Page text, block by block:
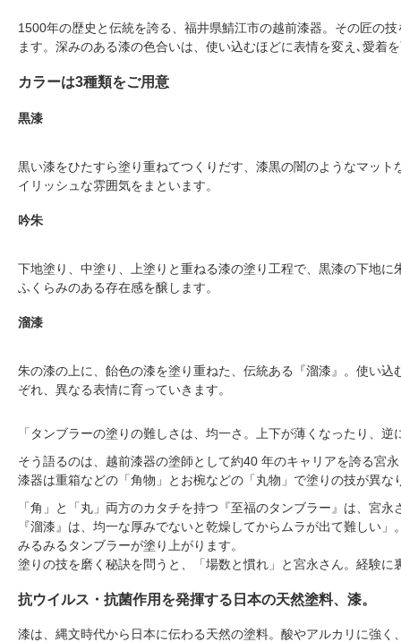
1500年の歴史と伝統を誇る、福井県鯖江市の越前漆器。その匠の
ます。深みのある漆の色合いは、使い込むほどに表情を変え､愛着
カラーは3種類をご用意
黒漆
黒い漆をひたすら塗り重ねてつくりだす、漆黒の闇のようなマッ
イリッシュな雰囲気をまといます。
吟朱
下地塗り、中塗り、上塗りと重ねる漆の塗り工程で、黒漆の下地
ふくらみのある存在感を醸します。
溜漆
朱の漆の上に、飴色の漆を塗り重ねた、伝統ある『溜漆』。使い
ぞれ、異なる表情に育っていきます。
「タンブラーの塗りの難しさは、均一さ。上下が薄くなったり、
そう語るのは、越前漆器の塗師として約40 年のキャリアを誇る宮
漆器は重箱などの「角物」とお椀などの「丸物」で塗りの技が異
「角」と「丸」両方のカタチを持つ『至福のタンブラー』は、宮
『溜漆』は、均一な厚みでないと乾燥してからムラが出て難しい
みるみるタンブラーが塗り上がります。
塗りの技を磨く秘訣を問うと、「場数と慣れ」と宮永さん。経験
抗ウイルス・抗菌作用を発揮する日本の天然塗料、漆。
漆は、縄文時代から日本に伝わる天然の塗料。酸やアルカリに強